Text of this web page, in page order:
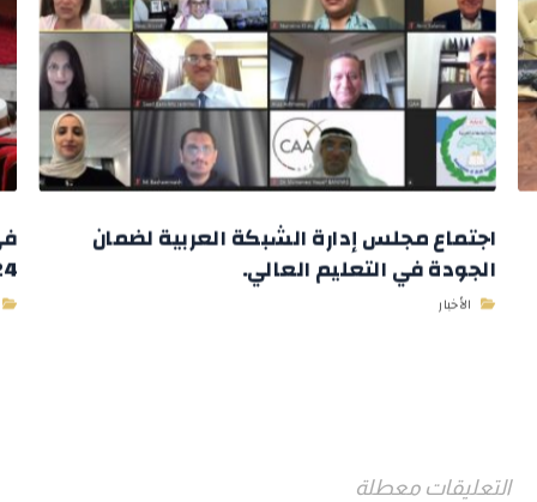
اجتماع مجلس إدارة الشبكة العربية لضمان
الجودة في التعليم العالي.
الأخبار
2024
التعليقات معطلة